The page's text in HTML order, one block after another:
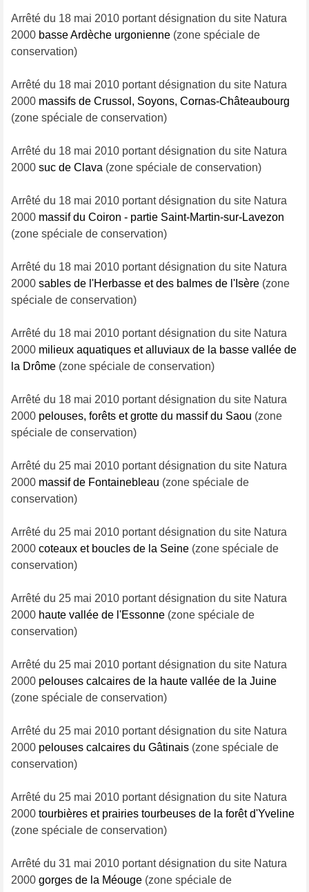
Arrêté du 18 mai 2010 portant désignation du site Natura
2000 basse Ardèche urgonienne(zone spéciale de
conservation)
Arrêté du 18 mai 2010 portant désignation du site Natura
2000 massifs de Crussol, Soyons, Cornas-Châteaubourg
(zone spéciale de conservation)
Arrêté du 18 mai 2010 portant désignation du site Natura
2000 suc de Clava (zone spéciale de conservation)
Arrêté du 18 mai 2010 portant désignation du site Natura
2000 massif du Coiron - partie Saint-Martin-sur-Lavezon
(zone spéciale de conservation)
Arrêté du 18 mai 2010 portant désignation du site Natura
2000 sables de l'Herbasse et des balmes de l'Isère(zone
spéciale de conservation)
Arrêté du 18 mai 2010 portant désignation du site Natura
2000 milieux aquatiques et alluviaux de la basse vallée de
la Drôme(zone spéciale de conservation)
Arrêté du 18 mai 2010 portant désignation du site Natura
2000 pelouses, forêts et grotte du massif du Saou (zone
spéciale de conservation)
Arrêté du 25 mai 2010 portant désignation du site Natura
2000 massif de Fontainebleau (zone spéciale de
conservation)
Arrêté du 25 mai 2010 portant désignation du site Natura
2000 coteaux et boucles de la Seine(zone spéciale de
conservation)
Arrêté du 25 mai 2010 portant désignation du site Natura
2000 haute vallée de l'Essonne(zone spéciale de
conservation)
Arrêté du 25 mai 2010 portant désignation du site Natura
2000 pelouses calcaires de la haute vallée de la Juine
(zone spéciale de conservation)
Arrêté du 25 mai 2010 portant désignation du site Natura
2000 pelouses calcaires du Gâtinais(zone spéciale de
conservation)
Arrêté du 25 mai 2010 portant désignation du site Natura
2000 tourbières et prairies tourbeuses de la forêt d'Yveline
(zone spéciale de conservation)
Arrêté du 31 mai 2010 portant désignation du site Natura
2000 gorges de la Méouge(zone spéciale de